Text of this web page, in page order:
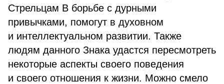
Стрельцам В борьбе с дурными
привычками, помогут в духовном
и интеллектуальном развитии. Также
людям данного Знака удастся пересмотреть
некоторые аспекты своего поведения
и своего отношения к жизни. Можно смело